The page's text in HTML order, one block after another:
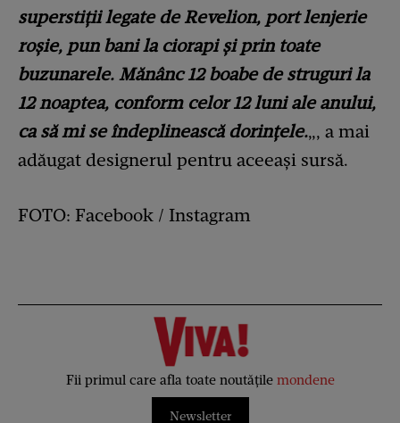
superstiții legate de Revelion, port lenjerie
roșie, pun bani la ciorapi și prin toate
buzunarele. Mănânc 12 boabe de struguri la
12 noaptea, conform celor 12 luni ale anului,
ca să mi se îndeplinească dorințele.„, a mai
adăugat designerul pentru aceeași sursă.
FOTO: Facebook / Instagram
Fii primul care afla toate noutățile mondene
Newsletter